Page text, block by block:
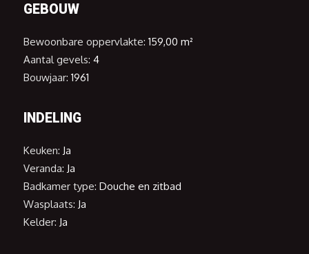
GEBOUW
Bewoonbare oppervlakte: 159,00 m²
Aantal gevels: 4
Bouwjaar: 1961
INDELING
Keuken: Ja
Veranda: Ja
Badkamer type: Douche en zitbad
Wasplaats: Ja
Kelder: Ja